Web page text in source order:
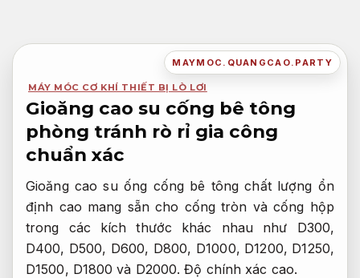
nội
MAYMOC.QUANGCAO.PARTY
MÁY MÓC CƠ KHÍ THIẾT BỊ LÒ LƠI
Gioăng cao su cống bê tông
phòng tránh rò rỉ gia công
chuẩn xác
Gioăng cao su ống cống bê tông chất lượng ổn
định cao mang sẵn cho cống tròn và cống hộp
trong các kích thước khác nhau như D300,
D400, D500, D600, D800, D1000, D1200, D1250,
D1500, D1800 và D2000.Độ chính xác cao.